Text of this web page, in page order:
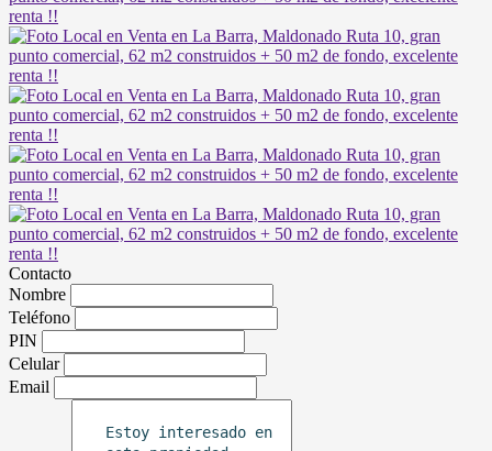
Contacto
Nombre
Teléfono
PIN
Celular
Email